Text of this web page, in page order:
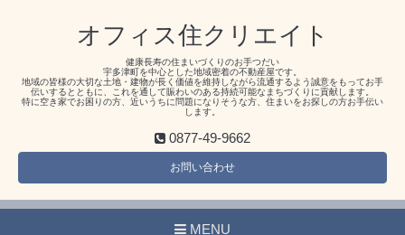
オフィス住クリエイト
健康長寿の住まいづくりのお手つだい
宇多津町を中心とした地域密着の不動産屋です。
地域の皆様の大切な土地・建物が長く価値を維持しながら流通するよう誠意をもってお手
伝いするとともに、これを通して賑わいのある持続可能なまちづくりに貢献します。
特に空き家でお困りの方、近いうちに問題になりそうな方、住まいをお探しの方お手伝い
します。
0877-49-9662
お問い合わせ
MENU